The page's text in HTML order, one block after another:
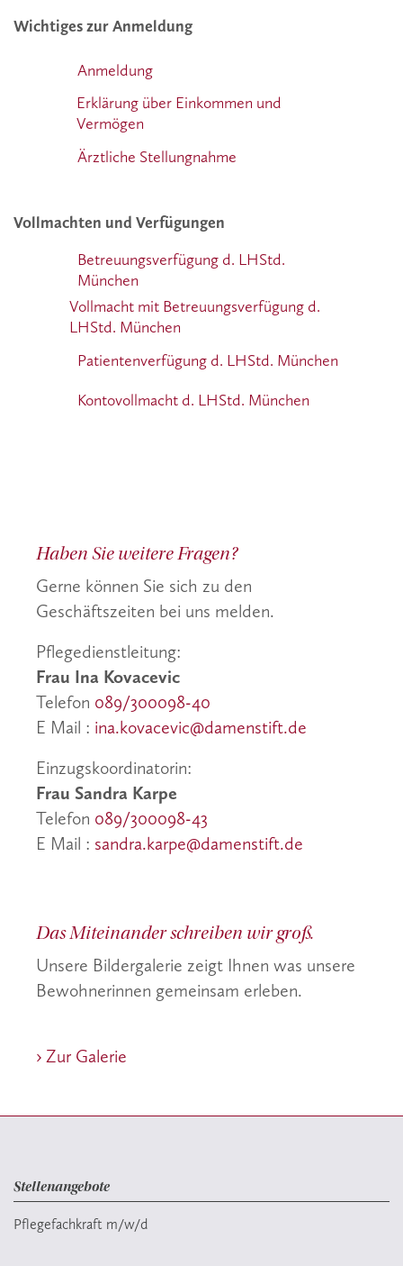
Wichtiges zur Anmeldung
Anmeldung
Erklärung über Einkommen und
Vermögen
Ärztliche Stellungnahme
Vollmachten und Verfügungen
Betreuungsverfügung d. LHStd.
München
Vollmacht mit Betreuungsverfügung d.
LHStd. München
Patientenverfügung d. LHStd. München
Kontovollmacht d. LHStd. München
Haben Sie weitere Fragen?
Gerne können Sie sich zu den
Geschäftszeiten bei uns melden.
Pflegedienstleitung:
Frau Ina Kovacevic
Telefon 089/300098-40
E Mail : ina.kovacevic@damenstift.de
Einzugskoordinatorin:
Frau Sandra Karpe
Telefon 089/300098-43
E Mail : sandra.karpe@damenstift.de
Das Miteinander schreiben wir groß.
Unsere Bildergalerie zeigt Ihnen was unsere
Bewohnerinnen gemeinsam erleben.
› Zur Galerie
Stellenangebote
Pflegefachkraft m/w/d